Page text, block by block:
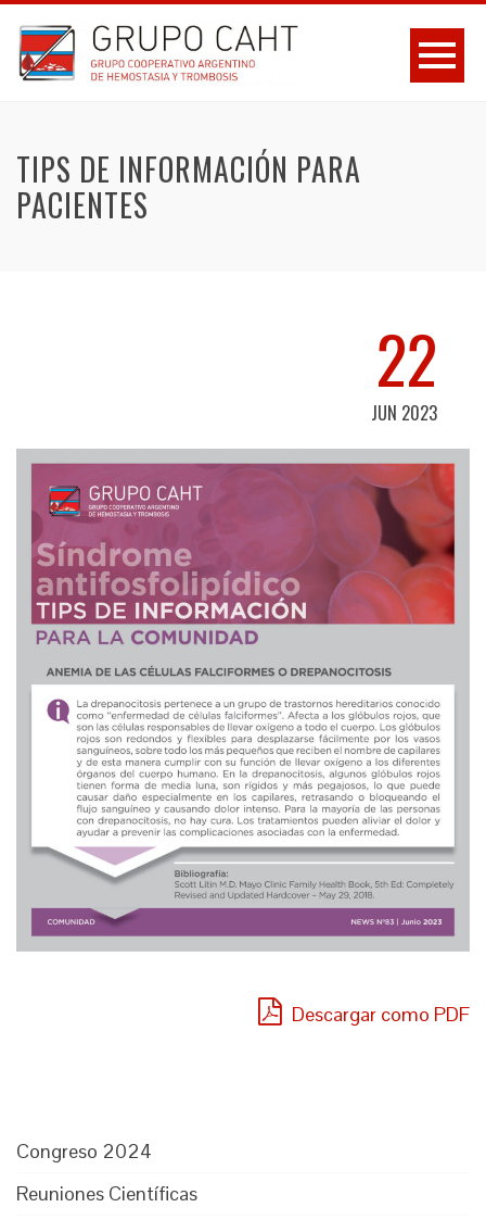
TIPS DE INFORMACIÓN PARA
PACIENTES
22
JUN 2023
Descargar como PDF
Congreso 2024
Reuniones Científicas